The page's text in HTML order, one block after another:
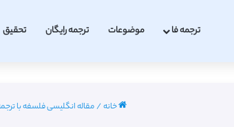
ترجمه فا موضوعات ترجمه رایگان تحقیق
خانه/مقاله انگلیسی فلسفه با ترجمه